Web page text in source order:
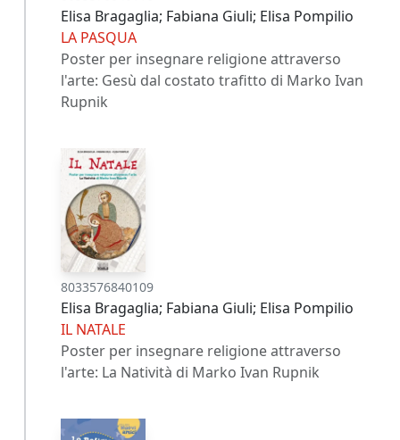
Elisa Bragaglia; Fabiana Giuli; Elisa Pompilio
LA PASQUA
Poster per insegnare religione attraverso
l'arte: Gesù dal costato trafitto di Marko Ivan
Rupnik
8033576840109
Elisa Bragaglia; Fabiana Giuli; Elisa Pompilio
IL NATALE
Poster per insegnare religione attraverso
l'arte: La Natività di Marko Ivan Rupnik